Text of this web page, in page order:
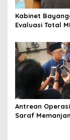
Kabinet
Evaluasi Total
Massal
Antrean
Saraf